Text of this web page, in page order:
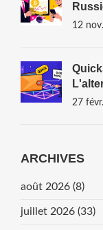
Du
12
DeFi
27
ARCHIVES
août 2026 (8)
juillet 2026 (33)